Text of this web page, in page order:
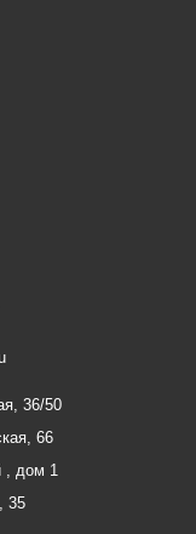
36/50
66
, дом 1
35